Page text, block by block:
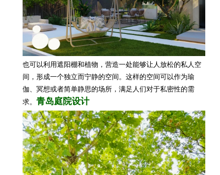
也可以利用遮阳棚和植物，营造一处能够让人放松的私人空
间，形成一个独立而宁静的空间。这样的空间可以作为瑜
伽、冥想或者简单静思的场所，满足人们对于私密性的需
求。 青岛庭院设计